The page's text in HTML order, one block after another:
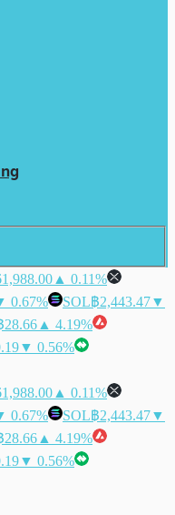
▲ 0.11%
0.67% SOL฿2,443.47▼
28.66 ▲ 4.19%
▼ 0.56%
▲ 0.11%
0.67% SOL฿2,443.47▼
28.66 ▲ 4.19%
▼ 0.56%